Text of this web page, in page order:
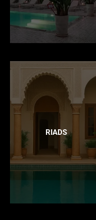
RIADS